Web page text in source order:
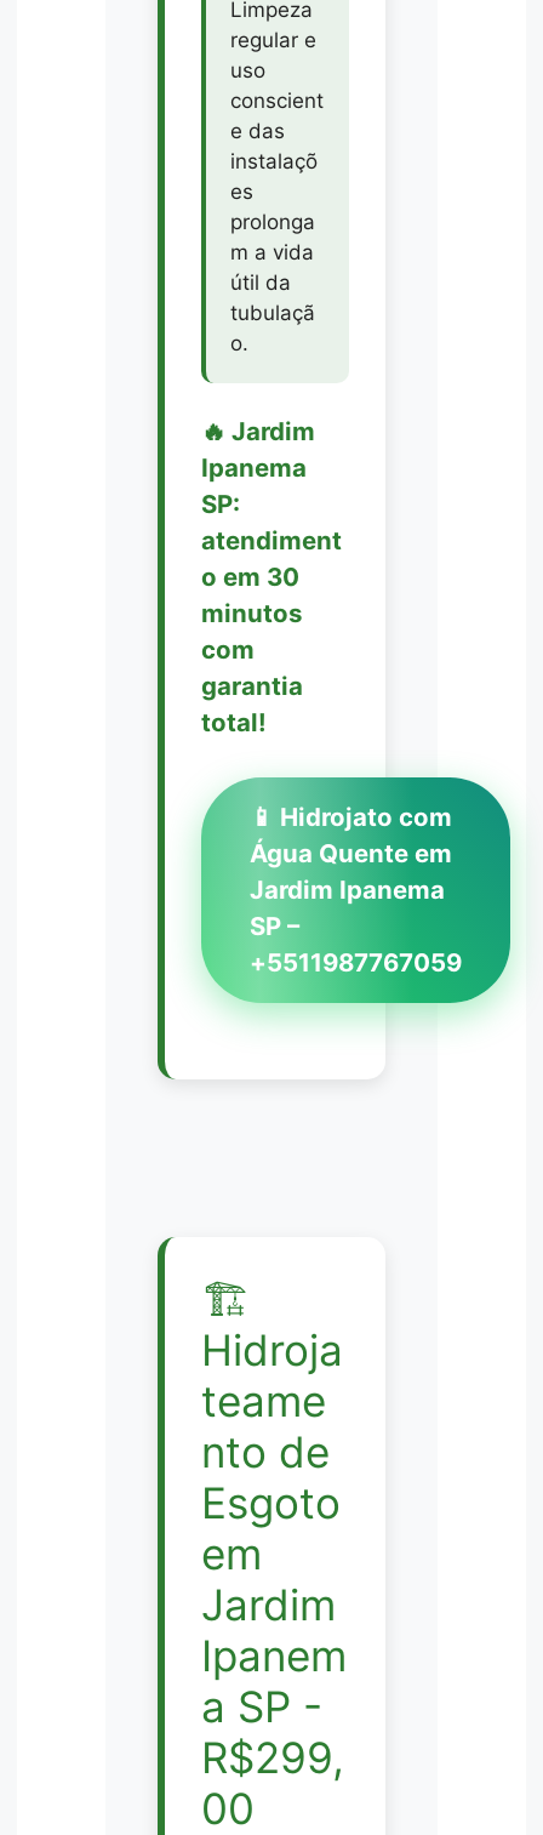
Limpeza
regular e
uso
conscient
e das
instalaçõ
es
prolonga
m a vida
útil da
tubulaçã
o.
🔥 Jardim
Ipanema
SP:
atendiment
o em 30
minutos
com
garantia
total!
📱 Hidrojato com
Água Quente em
Jardim Ipanema
SP –
+5511987767059
🏗️
Hidroja
teame
nto de
Esgoto
em
Jardim
Ipanem
a SP -
R$299,
00